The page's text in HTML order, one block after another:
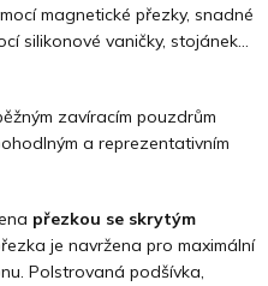
magnetické přezky, snadné
silikonové vaničky, stojánek…
zavíracím pouzdrům
a reprezentativním
přezkou se skrytým
je navržena pro maximální
Polstrovaná podšívka,